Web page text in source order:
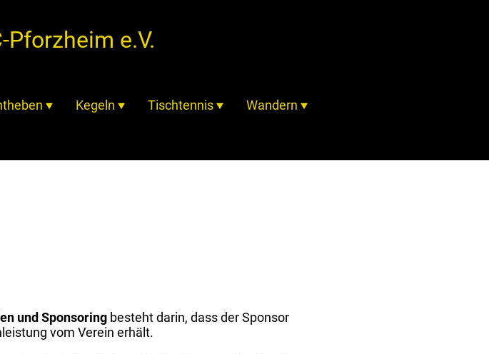
Pforzheim e.V.
Kegeln Tischtennis
Wandern
und Sponsoring besteht darin, dass der Sponsor
vom Verein erhält.